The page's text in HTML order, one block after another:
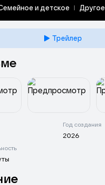
и детское Другое
Трейлер
Год создания
2026